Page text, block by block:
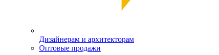
Дизайнерам и архитекторам
Оптовые продажи